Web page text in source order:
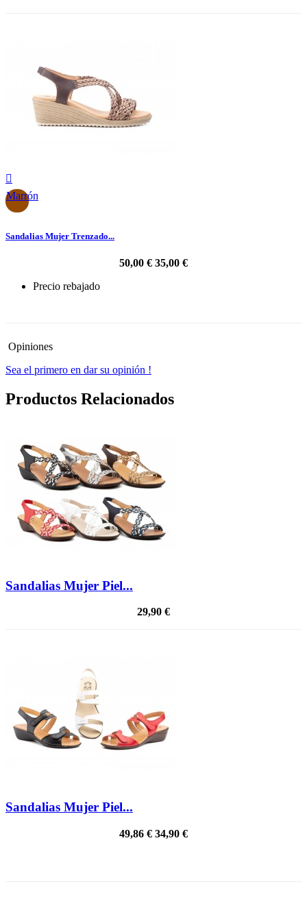

Marrón
Sandalias Mujer Trenzado...
50,00 € 35,00 €
Precio rebajado
Opiniones
Sea el primero en dar su opinión !
Productos Relacionados
Sandalias Mujer Piel...
29,90 €
Sandalias Mujer Piel...
49,86 € 34,90 €